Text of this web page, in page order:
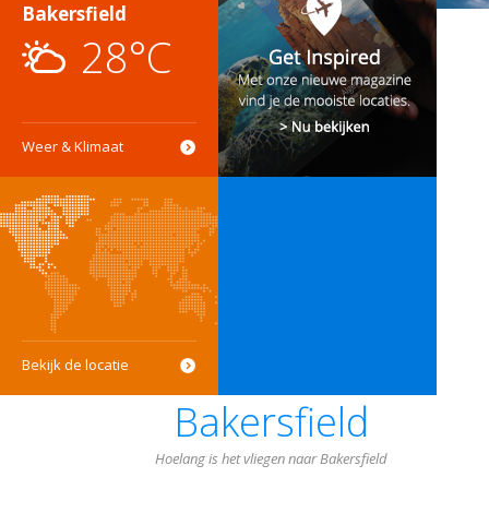
Bakersfield
28°C
Weer & Klimaat
Bekijk de locatie
Bakersfield
Hoelang is het vliegen naar Bakersfield